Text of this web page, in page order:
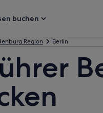
buchen
Region Berlin